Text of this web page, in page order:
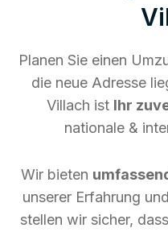
Planen Sie einen
die neue Adresse
Villach ist Ihr
nationale &
Wir bieten
unserer Erfahrung
stellen wir sicher,